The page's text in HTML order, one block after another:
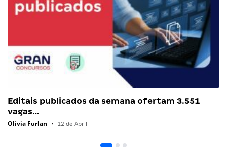
Editais publicados da semana ofertam 3.551
vagas…
Olivia Furlan • 12 de Abril